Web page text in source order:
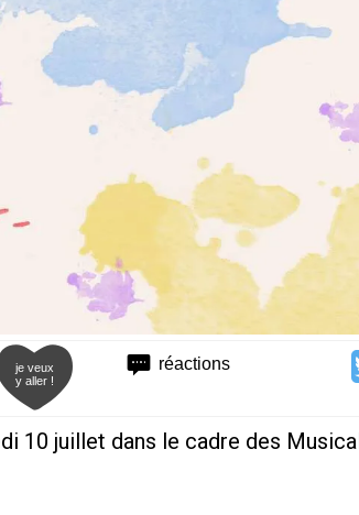
réactions
je veux
y aller !
10 juillet dans le cadre des